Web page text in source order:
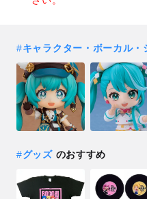
#キャラクター・ボーカル・
#グッズのおすすめ